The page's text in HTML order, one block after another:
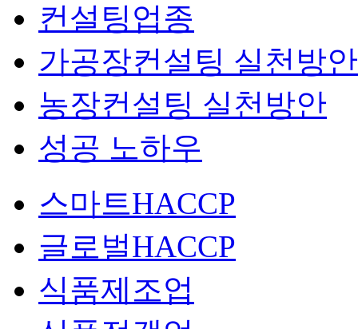
컨설팅업종
가공장컨설팅 실천방안
농장컨설팅 실천방안
성공 노하우
스마트HACCP
글로벌HACCP
식품제조업